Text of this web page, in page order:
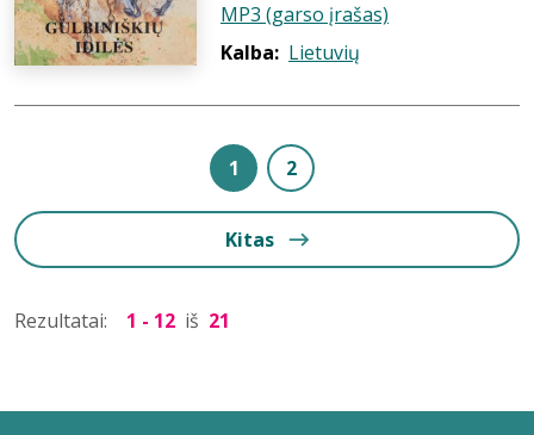
MP3 (garso įrašas)
Kalba: Lietuvių
1 2
Kitas
Rezultatai: 1 - 12 iš 21